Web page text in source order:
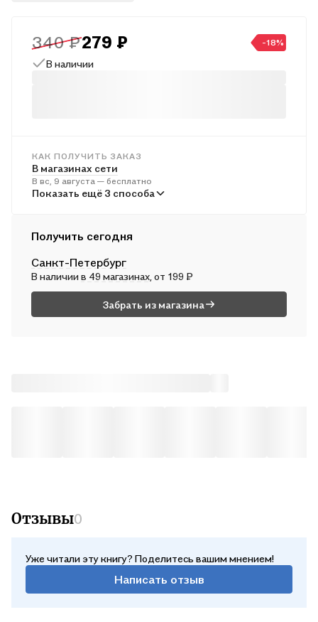
340 ₽279 ₽ -18%
В наличии
КАК ПОЛУЧИТЬ ЗАКАЗ
В магазинах сети
В вс, 9 августа — бесплатно
В пунктах выдачи
В пн, 10 августа — от 312 ₽
Почтой России
Во вт, 11 августа — от 497 ₽
Показать ещё 3 способа
Получить сегодня
Санкт-Петербург
В наличиив 49 магазинах , от 199 ₽
Забрать из магазина
Отзывы0
Уже читали эту книгу? Поделитесь вашим мнением!
Написать отзыв